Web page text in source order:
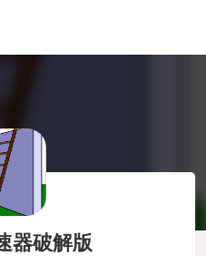
器破解版